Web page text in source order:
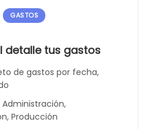
GASTOS
detalle tus gastos
de gastos por fecha,
Producción